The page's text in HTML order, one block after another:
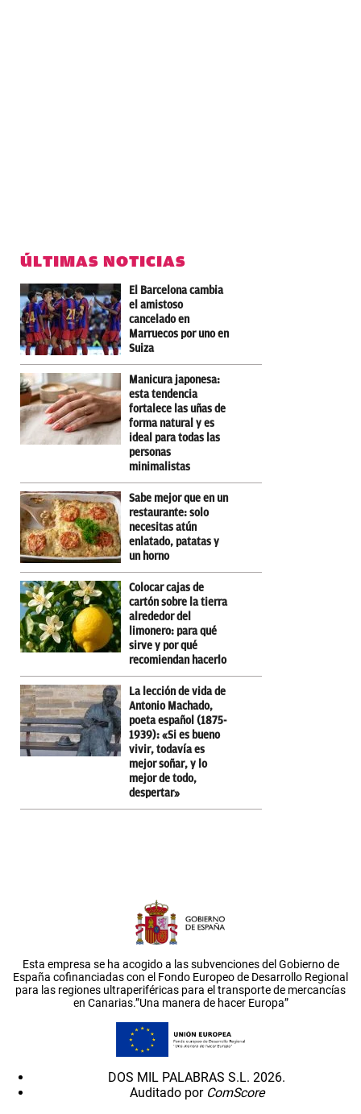
ÚLTIMAS NOTICIAS
El Barcelona cambia
el amistoso
cancelado en
Marruecos por uno en
Suiza
Manicura japonesa:
esta tendencia
fortalece las uñas de
forma natural y es
ideal para todas las
personas
minimalistas
Sabe mejor que en un
restaurante: solo
necesitas atún
enlatado, patatas y
un horno
Colocar cajas de
cartón sobre la tierra
alrededor del
limonero: para qué
sirve y por qué
recomiendan hacerlo
La lección de vida de
Antonio Machado,
poeta español (1875-
1939): «Si es bueno
vivir, todavía es
mejor soñar, y lo
mejor de todo,
despertar»
Esta empresa se ha acogido a las subvenciones del Gobierno de
España cofinanciadas con el Fondo Europeo de Desarrollo Regional
para las regiones ultraperiféricas para el transporte de mercancías
en Canarias.”Una manera de hacer Europa”
DOS MIL PALABRAS S.L. 2026.
Auditado por ComScore